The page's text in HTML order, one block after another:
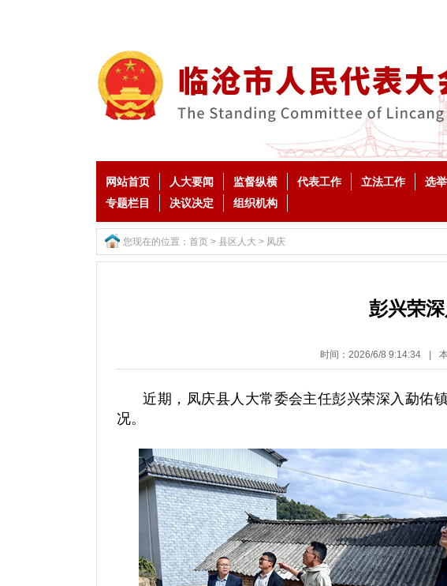
网站首页 人大要闻 监督纵横 代表工作 立法工作 选
专题栏目
决议决定 组织机构
您现在的位置： 首页 > 县区人大 > 凤庆
彭兴荣
时间：2026/6/8 9:14:34
近期，凤庆县人大常委会主任彭兴荣深入勐佑
况。